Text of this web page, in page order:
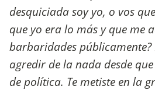
desquiciada soy yo, o vos
que yo era lo más y que me
barbaridades públicamente?
agredir de la nada desde
de política. Te metiste en la